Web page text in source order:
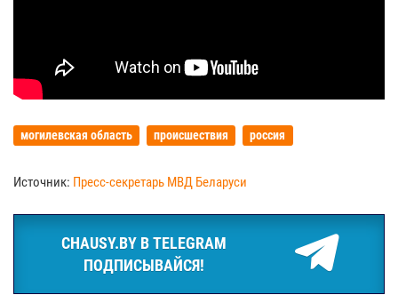
могилевская область происшествия россия
Источник: Пресс-секретарь МВД Беларуси
CHAUSY.BY В TELEGRAM
ПОДПИСЫВАЙСЯ!